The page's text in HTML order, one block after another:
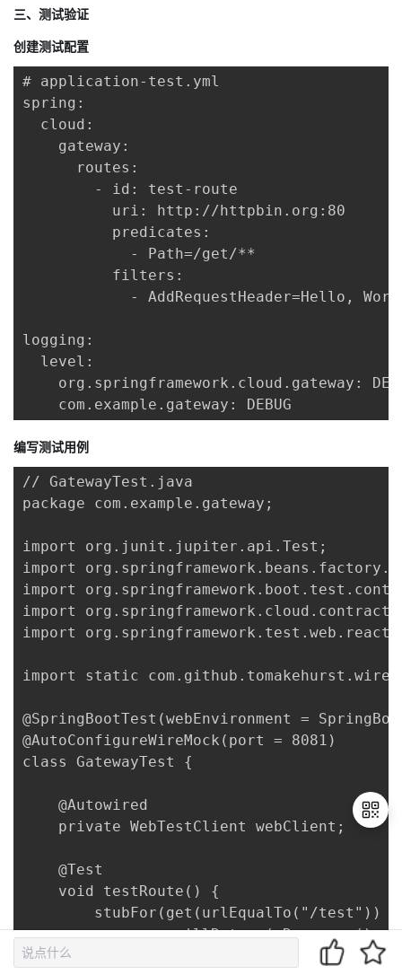
三、测试验证
创建测试配置
# application-test.yml
spring:
  cloud:
    gateway:
      routes:
        - id: test-route
          uri: http://httpbin.org:80
          predicates:
            - Path=/get/**
          filters:
- AddRequestHeader=Hello,
logging:
  level:
org.springframework.cloud.gateway:
    com.example.gateway: DEBUG
编写测试用例
// GatewayTest.java
package com.example.gateway;
import org.junit.jupiter.api.Test;
import
import
import
import
import static
@SpringBootTest(webEnvironment =
@AutoConfigureWireMock(port = 8081)
class GatewayTest {
    @Autowired
    private WebTestClient webClient;
    @Test
    void testRoute() {
        stubFor(get(urlEqualTo("/test"))
                .willReturn(aResponse()
                        .withBody("test")